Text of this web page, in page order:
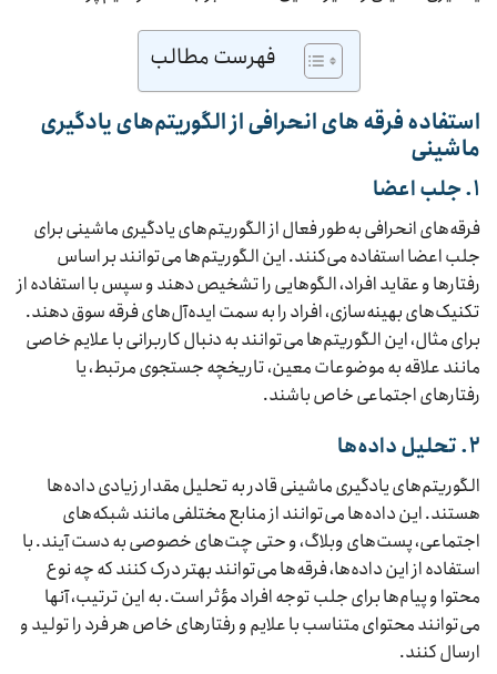
فهرست مطالب
استفاده فرقه های انحرافی از الگوریتم‌های یادگیری
ماشینی
۱. جلب اعضا
فرقه‌های انحرافی به‌طور فعال از الگوریتم‌های یادگیری ماشینی برای
جلب اعضا استفاده می‌کنند. این الگوریتم‌ها می‌توانند بر اساس
رفتارها و عقاید افراد، الگوهایی را تشخیص دهند و سپس با استفاده از
تکنیک‌های بهینه‌سازی، افراد را به سمت ایده‌آل‌های فرقه سوق دهند.
برای مثال، این الگوریتم‌ها می‌توانند به دنبال کاربرانی با علایم خاصی
مانند علاقه به موضوعات معین، تاریخچه جستجوی مرتبط، یا
رفتارهای اجتماعی خاص باشند.
۲. تحلیل داده‌ها
الگوریتم‌های یادگیری ماشینی قادر به تحلیل مقدار زیادی داده‌ها
هستند. این داده‌ها می‌توانند از منابع مختلفی مانند شبکه‌های
اجتماعی، پست‌های وبلاگ، و حتی چت‌های خصوصی به دست آیند. با
استفاده از این داده‌ها، فرقه‌ها می‌توانند بهتر درک کنند که چه نوع
محتوا و پیام‌ها برای جلب توجه افراد مؤثر است. به این ترتیب، آنها
می‌توانند محتوای متناسب با علایم و رفتارهای خاص هر فرد را تولید و
ارسال کنند.